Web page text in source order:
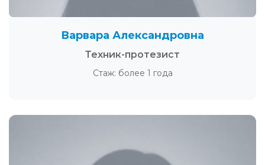
Варвара Александровна
Техник-протезист
Стаж: более 1 года